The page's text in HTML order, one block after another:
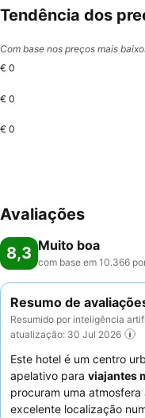
Tendência dos
Com base nos preços mais
€ 0
€ 0
€ 0
Avaliações
8,3 Muito boa
com base em 10.366
Resumo de
Resumido por inteligência
atualização: 30 Jul 2026
Este hotel é um centro
apelativo para viajantes
procuram uma
excelente localização